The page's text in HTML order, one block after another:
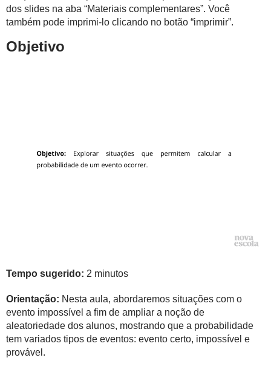
dos slides na aba “Materiais complementares”. Você
também pode imprimi-lo clicando no botão “imprimir”.
Objetivo
Tempo sugerido: 2 minutos
Orientação: Nesta aula, abordaremos situações com o
evento impossível a fim de ampliar a noção de
aleatoriedade dos alunos, mostrando que a probabilidade
tem variados tipos de eventos: evento certo, impossível e
provável.